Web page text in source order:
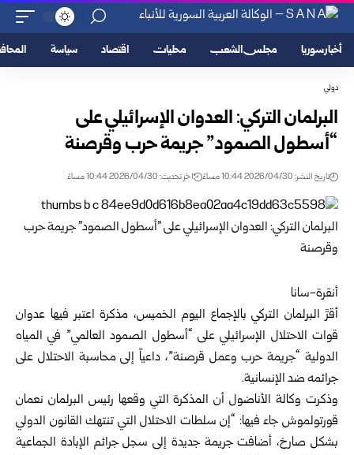
أخبار سوريا مجلس الشعب محليات اقتصاد سياسة
دولي
البرلمان التركي: العدوان الإسرائيلي على
“أسطول الصمود” جريمة حرب وقرصنة
تاريخ النشر: 2026/04/30 10:44 مساءً اخر تحديث: 2026/04/30 10:44 مساءً
أنقرة-سانا
أقرَّ البرلمان التركيبالإجماع اليوم الخميس، مذكرة اعتبر فيها عدوان
قوات الاحتلال الإسرائيلي على “أسطول الصمود العالمي” في المياه
الدولية “جريمة حرب وعمل قرصنة”، داعياً إلى محاسبة الاحتلال على
جرائمه ضد الإنسانية.
وذكرت وكالة الأناضول أن المذكرة التي وقعها رئيس البرلمان نعمان
قورتولموش جاء فيها: “إن سلطات الاحتلال التي تنتهك القانون الدولي
بشكل صارخ، أضافت جريمة جديدة إلى سجل جرائم الإبادة الجماعية